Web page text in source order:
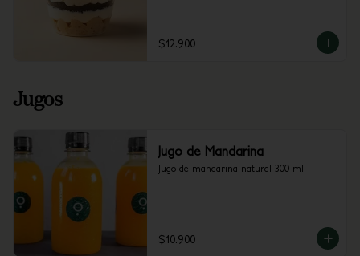
$12.900
Jugos
Jugo de Mandarina
Jugo de mandarina natural 300 ml.
$10.900